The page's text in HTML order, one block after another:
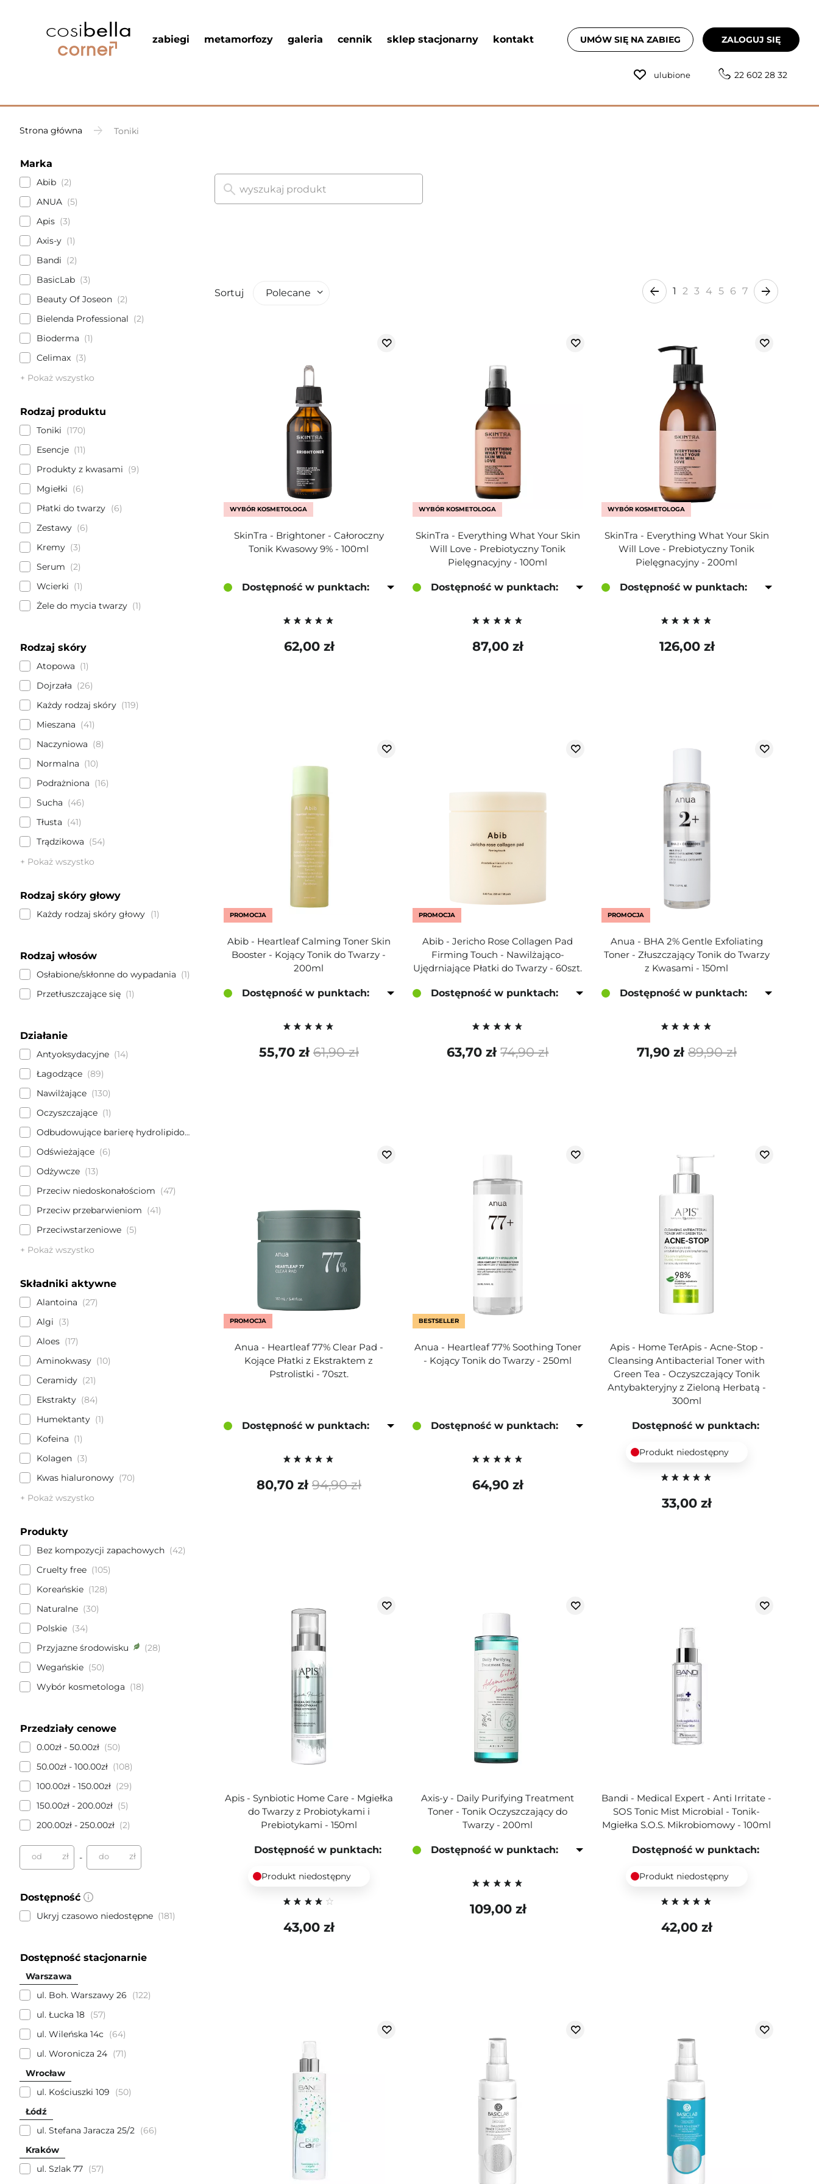
zabiegi metamorfozy galeria cennik sklep stacjonarny kontakt UMÓW SIĘ NA ZABIEG ZALOGUJ SIĘ
ulubione 22 602 28 32
Strona główna Toniki
Marka
Abib
2
ANUA
5
Apis
3
Axis-y
1
Bandi
2
BasicLab
3
Beauty Of Joseon
2
Bielenda Professional
2
Bioderma
1
Celimax
3
+ Pokaż wszystko
Rodzaj produktu
Toniki
170
Esencje
11
Produkty z kwasami
9
Mgiełki
6
Płatki do twarzy
6
Zestawy
6
Kremy
3
Serum
2
Wcierki
1
Żele do mycia twarzy
1
Rodzaj skóry
Atopowa
1
Dojrzała
26
Każdy rodzaj skóry
119
Mieszana
41
Naczyniowa
8
Normalna
10
Podrażniona
16
Sucha
46
Tłusta
41
Trądzikowa
54
+ Pokaż wszystko
Rodzaj skóry głowy
Każdy rodzaj skóry głowy 1
Rodzaj włosów
Osłabione/skłonne do wypadania
1
Przetłuszczające się
1
Działanie
Antyoksydacyjne
14
Łagodzące
89
Nawilżające
130
Oczyszczające
1
Odbudowujące barierę hydrolipidową
Odświeżające
6
Odżywcze
13
Przeciw niedoskonałościom
47
Przeciw przebarwieniom
41
Przeciwstarzeniowe
5
+ Pokaż wszystko
Składniki aktywne
Alantoina
27
Algi
3
Aloes
17
Aminokwasy
10
Ceramidy
21
Ekstrakty
84
Humektanty
1
Kofeina
1
Kolagen
3
Kwas hialuronowy
70
+ Pokaż wszystko
Produkty
Bez kompozycji zapachowych
42
Cruelty free
105
Koreańskie
128
Naturalne
30
Polskie
34
Przyjazne środowisku
28
Wegańskie
50
Wybór kosmetologa
18
Przedziały cenowe
0.00zł - 50.00zł
50
50.00zł - 100.00zł
108
100.00zł - 150.00zł
29
150.00zł - 200.00zł
5
200.00zł - 250.00zł
2
od zł - do zł
Dostępność
Ukryj czasowo niedostępne 181
Dostępność stacjonarnie
Warszawa
ul. Boh. Warszawy 26
122
ul. Łucka 18
57
ul. Wileńska 14c
64
ul. Woronicza 24
71
Wrocław
ul. Kościuszki 109
50
Łódź
ul. Stefana Jaracza 25/2
66
Kraków
ul. Szlak 77
57
Sortuj Polecane 1 2 3 4 5 6 7
WYBÓR KOSMETOLOGA
SkinTra - Brightoner - Całoroczny
Tonik Kwasowy 9% - 100ml
Dostępność w punktach:
62,00 zł
WYBÓR KOSMETOLOGA
SkinTra - Everything What Your Skin
Will Love - Prebiotyczny Tonik
Pielęgnacyjny - 100ml
Dostępność w punktach:
87,00 zł
WYBÓR KOSMETOLOGA
SkinTra - Everything What Your Skin
Will Love - Prebiotyczny Tonik
Pielęgnacyjny - 200ml
Dostępność w punktach:
126,00 zł
PROMOCJA
Abib - Heartleaf Calming Toner Skin
Booster - Kojący Tonik do Twarzy -
200ml
Dostępność w punktach:
61,90 zł
55,70 zł
PROMOCJA
Abib - Jericho Rose Collagen Pad
Firming Touch - Nawilżająco-
Ujędrniające Płatki do Twarzy - 60szt.
Dostępność w punktach:
74,90 zł
63,70 zł
PROMOCJA
Anua - BHA 2% Gentle Exfoliating
Toner - Złuszczający Tonik do Twarzy
z Kwasami - 150ml
Dostępność w punktach:
89,90 zł
71,90 zł
PROMOCJA
Anua - Heartleaf 77% Clear Pad -
Kojące Płatki z Ekstraktem z
Pstrolistki - 70szt.
Dostępność w punktach:
94,90 zł
80,70 zł
BESTSELLER
Anua - Heartleaf 77% Soothing Toner
- Kojący Tonik do Twarzy - 250ml
Dostępność w punktach:
64,90 zł
Apis - Home TerApis - Acne-Stop -
Cleansing Antibacterial Toner with
Green Tea - Oczyszczający Tonik
Antybakteryjny z Zieloną Herbatą -
300ml
Dostępność w punktach:
Produkt niedostępny
33,00 zł
Apis - Synbiotic Home Care - Mgiełka
do Twarzy z Probiotykami i
Prebiotykami - 150ml
Dostępność w punktach:
Produkt niedostępny
43,00 zł
Axis-y - Daily Purifying Treatment
Toner - Tonik Oczyszczający do
Twarzy - 200ml
Dostępność w punktach:
109,00 zł
Bandi - Medical Expert - Anti Irritate -
SOS Tonic Mist Microbial - Tonik-
Mgiełka S.O.S. Mikrobiomowy - 100ml
Dostępność w punktach:
Produkt niedostępny
42,00 zł